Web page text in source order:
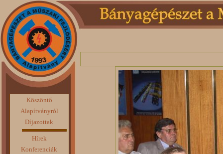
Köszöntő
Alapítványról
Díjazottak
Hírek
Konferenciák